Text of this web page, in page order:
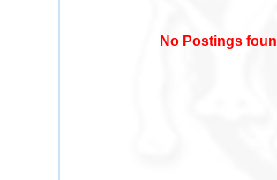
No Postings